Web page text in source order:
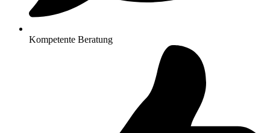
Kompetente Beratung